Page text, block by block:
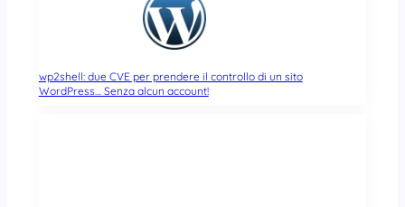
wp2shell: due CVE per prendere il controllo di un sito
WordPress… Senza alcun account!